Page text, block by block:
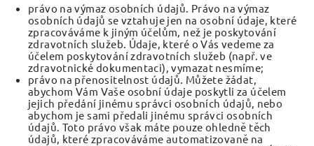
právo na výmaz osobních údajů. Právo na výmaz
osobních údajů se vztahuje jen na osobní údaje, které
zpracováváme k jiným účelům, než je poskytování
zdravotních služeb. Údaje, které o Vás vedeme za
účelem poskytování zdravotních služeb (např. ve
zdravotnické dokumentaci), vymazat nesmíme;
právo na přenositelnost údajů. Můžete žádat,
abychom Vám Vaše osobní údaje poskytli za účelem
jejich předání jinému správci osobních údajů, nebo
abychom je sami předali jinému správci osobních
údajů. Toto právo však máte pouze ohledně těch
údajů, které zpracováváme automatizovaně na